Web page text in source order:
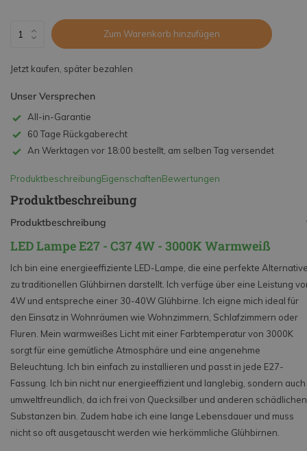
Zum Warenkorb hinzufügen
Jetzt kaufen, später bezahlen
Unser Versprechen
All-in-Garantie
60 Tage Rückgaberecht
An Werktagen vor 18:00 bestellt, am selben Tag versendet
ProduktbeschreibungEigenschaftenBewertungen
Produktbeschreibung
Produktbeschreibung
LED Lampe E27 - C37 4W - 3000K Warmweiß
Ich bin eine energieeffiziente LED-Lampe, die eine perfekte
zu traditionellen Glühbirnen darstellt. Ich verfüge über eine Leistung
4W und entspreche einer 30-40W Glühbirne. Ich eigne mich ideal für
den Einsatz in Wohnräumen wie Wohnzimmern, Schlafzimmern oder
Fluren. Mein warmweißes Licht mit einer Farbtemperatur von 3000K
sorgt für eine gemütliche Atmosphäre und eine angenehme
Beleuchtung. Ich bin einfach zu installieren und passt in jede E27-
Fassung. Ich bin nicht nur energieeffizient und langlebig, sondern auch
umweltfreundlich, da ich frei von Quecksilber und anderen schädlichen
Substanzen bin. Zudem habe ich eine lange Lebensdauer und muss
nicht so oft ausgetauscht werden wie herkömmliche Glühbirnen.